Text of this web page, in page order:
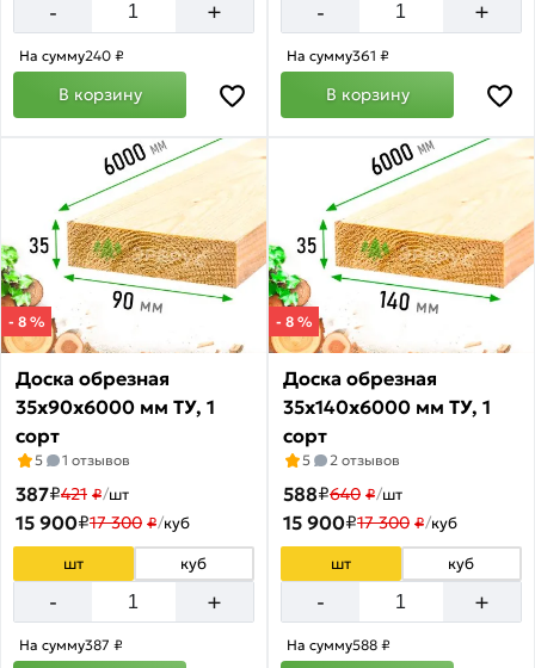
- +
На сумму240 ₽
В корзину
- +
На сумму361 ₽
В корзину
- 8 %
Доска обрезная
35х90х6000 мм ТУ, 1
сорт
5 1 отзывов
387₽421 ₽/шт
15 900₽17 300 ₽/куб
шт куб
- +
На сумму387 ₽
- 8 %
Доска обрезная
35х140х6000 мм ТУ, 1
сорт
5 2 отзывов
588₽640 ₽/шт
15 900₽17 300 ₽/куб
шт куб
- +
На сумму588 ₽